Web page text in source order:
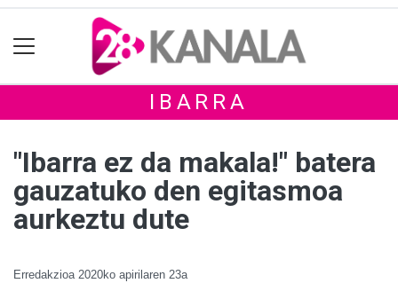
IBARRA
"Ibarra ez da makala!" batera
gauzatuko den egitasmoa
aurkeztu dute
Erredakzioa 2020ko apirilaren 23a